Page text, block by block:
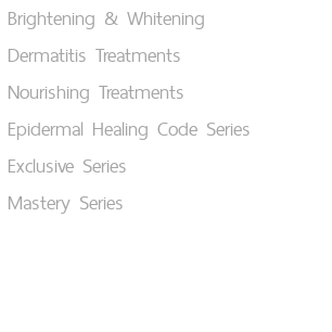
Brightening & Whitening
Dermatitis Treatments
Nourishing Treatments
Epidermal Healing Code Series
Exclusive Series
Mastery Series